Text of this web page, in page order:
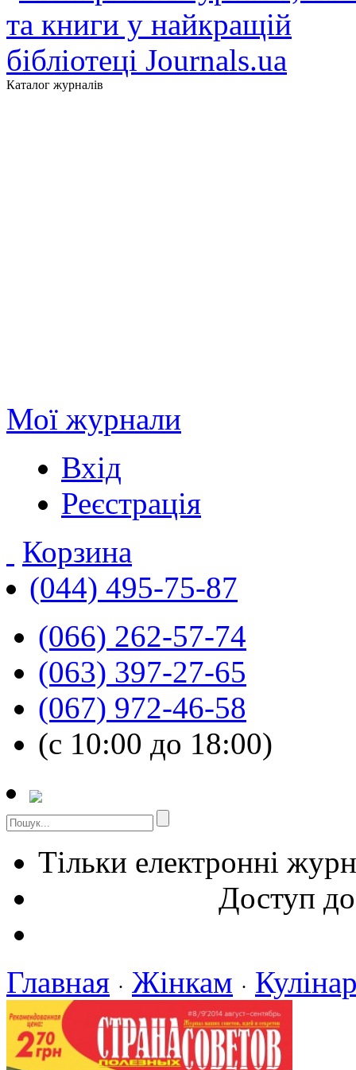
Каталог журналів
Мої журнали
Вхід
Реєстрація
Корзина
(044) 495-75-87
(066) 262-57-74
(063) 397-27-65
(067) 972-46-58
(с 10:00 до 18:00)
Тільки електронні
Доступ
Главная · Жінкам ·